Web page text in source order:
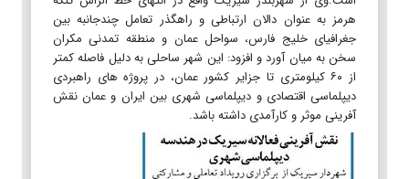
هرمز به عنوان دالان ارتباطی و راهگذر تعامل چندجانبه بین
جغرافیای خلیج فارس، سواحل عمان و منطقه تمدنی مکران
سخن به میان آورد و افزود: این شهر ساحلی به دلیل فاصله کمتر
از ۶۰ کیلومتری تا جزایر کشور عمان، در پروژه های راهبردی
دیپلماسی اقتصادی و دیپلماسی شهری بین ایران و عمان نقش
آفرینی موثر و‌ کارآمدی داشته باشد.